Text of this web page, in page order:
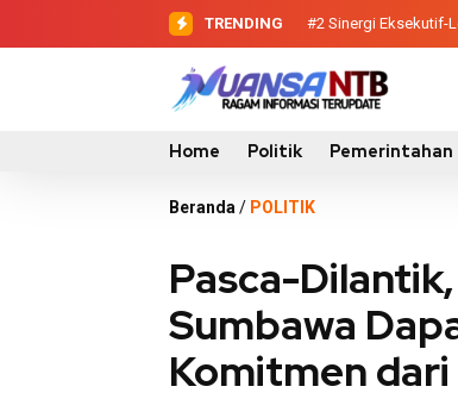
TRENDING #2 Sinergi
#3 Evaluasi
Home Politik Pemerintahan
Beranda / POLITIK
Pasca-
Sumbawa
Komitmen dari